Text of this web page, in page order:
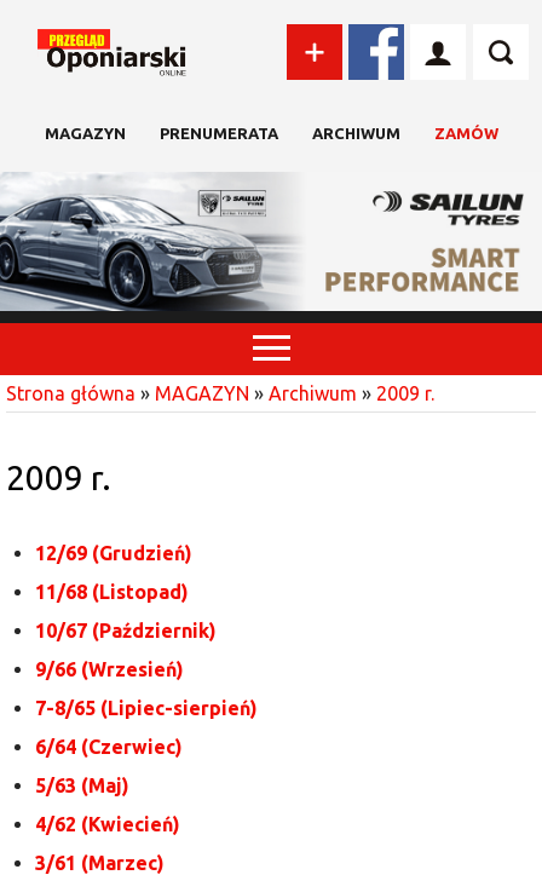
MAGAZYN PRENUMERATA ARCHIWUM ZAMÓW
Strona główna » MAGAZYN » Archiwum » 2009 r.
2009 r.
12/69 (Grudzień)
11/68 (Listopad)
10/67 (Październik)
9/66 (Wrzesień)
7-8/65 (Lipiec-sierpień)
6/64 (Czerwiec)
5/63 (Maj)
4/62 (Kwiecień)
3/61 (Marzec)